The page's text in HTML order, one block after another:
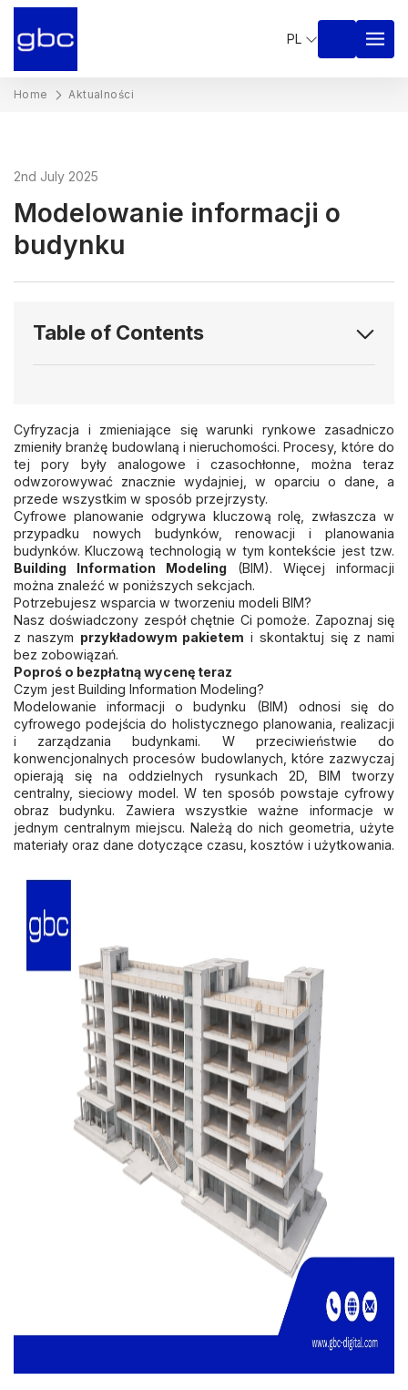
PL
Home Aktualności
2nd July 2025
Modelowanie informacji o
budynku
Table of Contents
Cyfryzacja i zmieniające się warunki rynkowe zasadniczo
zmieniły branżę budowlaną i nieruchomości. Procesy, które do
tej pory były analogowe i czasochłonne, można teraz
odwzorowywać znacznie wydajniej, w oparciu o dane, a
przede wszystkim w sposób przejrzysty.
Cyfrowe planowanie odgrywa kluczową rolę, zwłaszcza w
przypadku nowych budynków, renowacji i planowania
budynków. Kluczową technologią w tym kontekście jest tzw.
Building Information Modeling (BIM). Więcej informacji
można znaleźć w poniższych sekcjach.
Potrzebujesz wsparcia w tworzeniu modeli BIM?
Nasz doświadczony zespół chętnie Ci pomoże. Zapoznaj się
z naszym przykładowym pakietem i skontaktuj się z nami
bez zobowiązań.
Poproś o bezpłatną wycenę teraz
Czym jest Building Information Modeling?
Modelowanie informacji o budynku (BIM) odnosi się do
cyfrowego podejścia do holistycznego planowania, realizacji
i zarządzania budynkami. W przeciwieństwie do
konwencjonalnych procesów budowlanych, które zazwyczaj
opierają się na oddzielnych rysunkach 2D, BIM tworzy
centralny, sieciowy model. W ten sposób powstaje cyfrowy
obraz budynku. Zawiera wszystkie ważne informacje w
jednym centralnym miejscu. Należą do nich geometria, użyte
materiały oraz dane dotyczące czasu, kosztów i użytkowania.